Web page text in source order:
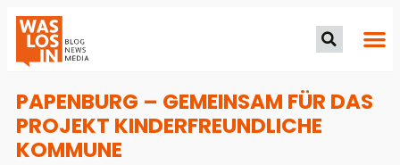
PAPENBURG – GEMEINSAM FÜR DAS
PROJEKT KINDERFREUNDLICHE
KOMMUNE